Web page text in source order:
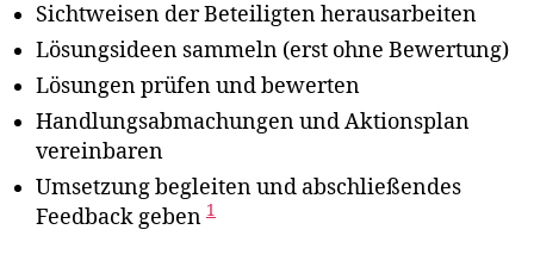
Sichtweisen der Beteiligten herausarbeiten
Lösungsideen sammeln (erst ohne Bewertung)
Lösungen prüfen und bewerten
Handlungsabmachungen und Aktionsplan
vereinbaren
Umsetzung begleiten und abschließendes
Feedback geben 1